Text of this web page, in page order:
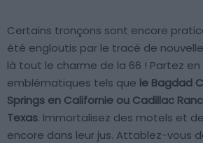
Certains tronçons sont encore
été engloutis par le tracé de
là tout le charme de la 66 ! Partez
emblématiques tels que le Bagdad
Springs en Californie ou Cadillac
Texas. Immortalisez des motels et
encore dans leur jus. Attablez-vous